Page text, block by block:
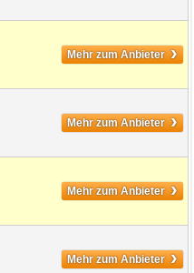
Mehr zum Anbieter ›
Mehr zum Anbieter ›
Mehr zum Anbieter ›
Mehr zum Anbieter ›